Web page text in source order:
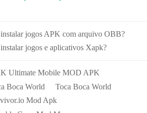
jogos APK com arquivo OBB?
jogos e aplicativos Xapk?
Ultimate Mobile MOD APK
Boca World
Toca Boca World
Mod Apk